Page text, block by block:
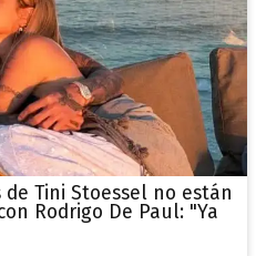
Tini Stoessel no están
Rodrigo De Paul: "Ya